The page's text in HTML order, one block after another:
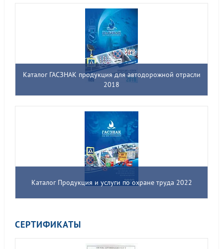
Каталог ГАСЗНАК продукция для автодорожной отрасли
2018
Каталог Продукция и услуги по охране труда 2022
СЕРТИФИКАТЫ